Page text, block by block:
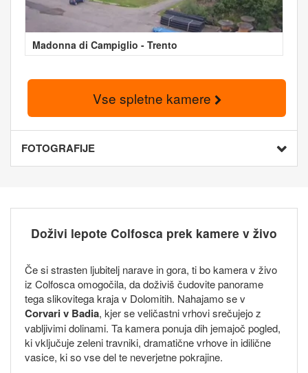
Madonna di Campiglio - Trento
Vse spletne kamere
FOTOGRAFIJE
Doživi lepote Colfosca prek kamere v živo
Če si strasten ljubitelj narave in gora, ti bo kamera v živo
iz Colfosca omogočila, da doživiš čudovite panorame
tega slikovitega kraja v Dolomitih. Nahajamo se v
Corvari v Badia, kjer se veličastni vrhovi srečujejo z
vabljivimi dolinami. Ta kamera ponuja dih jemajoč pogled,
ki vključuje zeleni travniki, dramatične vrhove in idilične
vasice, ki so vse del te neverjetne pokrajine.